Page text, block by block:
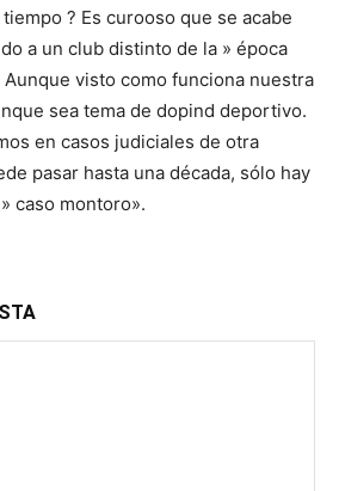
? Es curooso que se acabe
a un club distinto de la » época
visto como funciona nuestra
sea tema de dopind deportivo.
en casos judiciales de otra
pasar hasta una década, sólo hay
caso montoro».